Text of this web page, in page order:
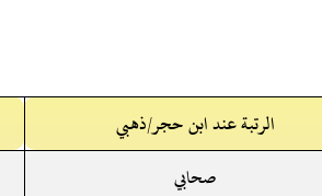
الرتبة عند ابن حجر/ذهبي
صحابي